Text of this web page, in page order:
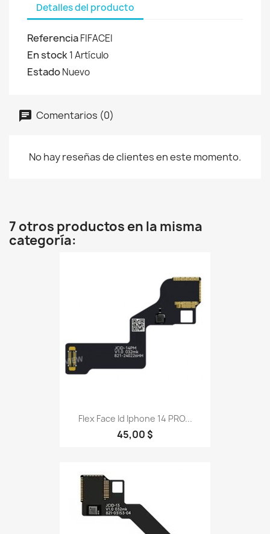
Detalles del producto
ReferenciaFIFACEI
En stock1 Artículo
EstadoNuevo
Comentarios (0)
No hay reseñas de clientes en este momento.
7 otros productos en la misma
categoría:
Flex Face Id Iphone 14 PRO...
45,00 $